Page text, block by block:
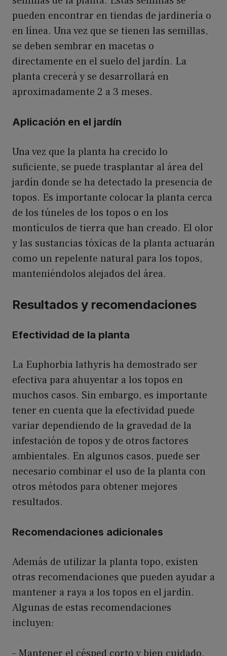
pueden encontrar en tiendas de jardinería o
en línea. Una vez que se tienen las semillas,
se deben sembrar en macetas o
directamente en el suelo del jardín. La
planta crecerá y se desarrollará en
aproximadamente 2 a 3 meses.
Aplicación en el jardín
Una vez que la planta ha crecido lo
suficiente, se puede trasplantar al área del
jardín donde se ha detectado la presencia de
topos. Es importante colocar la planta cerca
de los túneles de los topos o en los
montículos de tierra que han creado. El olor
y las sustancias tóxicas de la planta actuarán
como un repelente natural para los topos,
manteniéndolos alejados del área.
Resultados y recomendaciones
Efectividad de la planta
La Euphorbia lathyris ha demostrado ser
efectiva para ahuyentar a los topos en
muchos casos. Sin embargo, es importante
tener en cuenta que la efectividad puede
variar dependiendo de la gravedad de la
infestación de topos y de otros factores
ambientales. En algunos casos, puede ser
necesario combinar el uso de la planta con
otros métodos para obtener mejores
resultados.
Recomendaciones adicionales
Además de utilizar la planta topo, existen
otras recomendaciones que pueden ayudar a
mantener a raya a los topos en el jardín.
Algunas de estas recomendaciones
incluyen:
– Mantener el césped corto y bien cuidado,